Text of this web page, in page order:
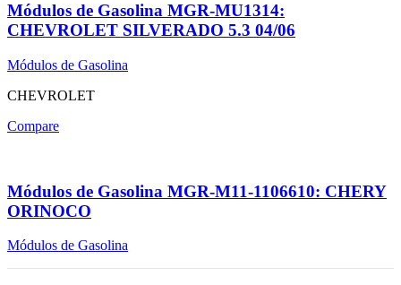
Módulos de Gasolina MGR-MU1314:
CHEVROLET SILVERADO 5.3 04/06
Módulos de Gasolina
CHEVROLET
Compare
Módulos de Gasolina MGR-M11-1106610: CHERY
ORINOCO
Módulos de Gasolina